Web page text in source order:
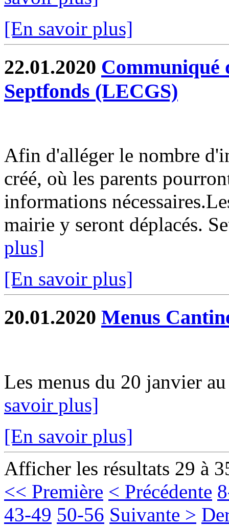
[En savoir plus]
22.01.2020 Communiqué
Septfonds (LECGS)
Afin d'alléger le nombre
créé, où les parents
informations
mairie y seront déplacés.
plus]
[En savoir plus]
20.01.2020 Menus
Les menus du 20 janvier
savoir plus]
[En savoir plus]
Afficher les résultats 29 à
<< Première < Précédente
43-49 50-56 Suivante >